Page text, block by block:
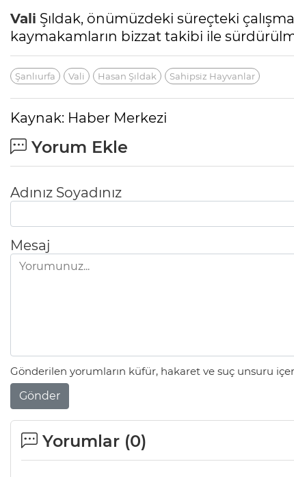
Vali Şıldak, önümüzdeki süreçteki
kaymakamların bizzat takibi ile
Şanlıurfa Vali Hasan Şıldak Sahipsiz Hayvanlar
Kaynak: Haber Merkezi
Yorum Ekle
Adınız Soyadınız
Mesaj
Gönderilen yorumların küfür, hakaret ve suç unsuru
Gönder
Yorumlar (0)